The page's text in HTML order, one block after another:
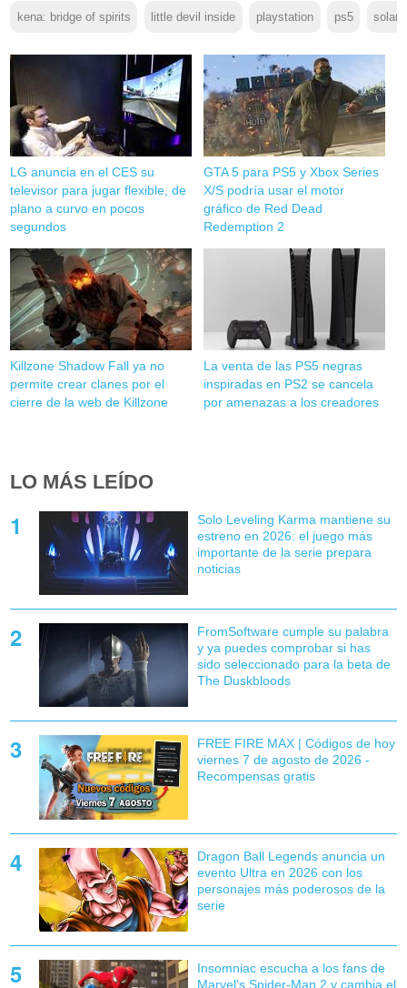
kena: bridge of spirits little devil inside playstation ps5 solar
LG anuncia en el CES su
televisor para jugar flexible, de
plano a curvo en pocos
segundos
GTA 5 para PS5 y Xbox Series
X/S podría usar el motor
gráfico de Red Dead
Redemption 2
Killzone Shadow Fall ya no
permite crear clanes por el
cierre de la web de Killzone
La venta de las PS5 negras
inspiradas en PS2 se cancela
por amenazas a los creadores
LO MÁS LEÍDO
Solo Leveling Karma mantiene su
estreno en 2026: el juego más
importante de la serie prepara
noticias
FromSoftware cumple su palabra
y ya puedes comprobar si has
sido seleccionado para la beta de
The Duskbloods
FREE FIRE MAX | Códigos de hoy
viernes 7 de agosto de 2026 -
Recompensas gratis
Dragon Ball Legends anuncia un
evento Ultra en 2026 con los
personajes más poderosos de la
serie
Insomniac escucha a los fans de
Marvel's Spider-Man 2 y cambia el